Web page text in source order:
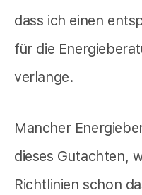
dass ich einen
für die
verlange.
Mancher
dieses Gutachten,
Richtlinien schon